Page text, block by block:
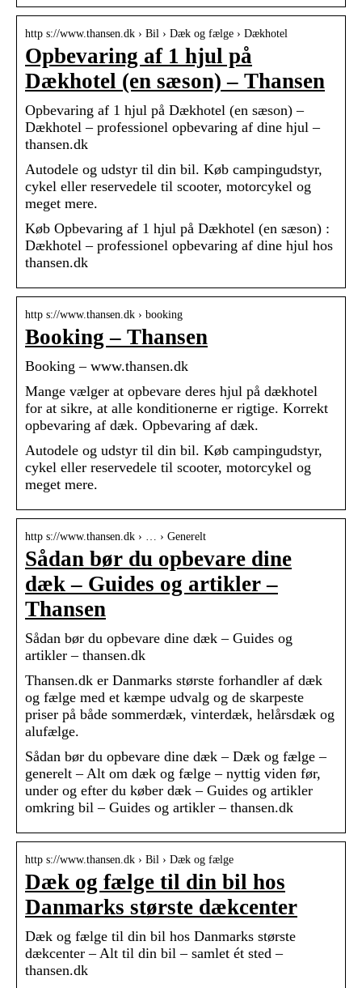
http s://www.thansen.dk › Bil › Dæk og fælge › Dækhotel
Opbevaring af 1 hjul på
Dækhotel (en sæson) – Thansen
Opbevaring af 1 hjul på Dækhotel (en sæson) –
Dækhotel – professionel opbevaring af dine hjul –
thansen.dk
Autodele og udstyr til din bil. Køb campingudstyr,
cykel eller reservedele til scooter, motorcykel og
meget mere.
Køb Opbevaring af 1 hjul på Dækhotel (en sæson) :
Dækhotel – professionel opbevaring af dine hjul hos
thansen.dk
http s://www.thansen.dk › booking
Booking – Thansen
Booking – www.thansen.dk
Mange vælger at opbevare deres hjul på dækhotel
for at sikre, at alle konditionerne er rigtige. Korrekt
opbevaring af dæk. Opbevaring af dæk.
Autodele og udstyr til din bil. Køb campingudstyr,
cykel eller reservedele til scooter, motorcykel og
meget mere.
http s://www.thansen.dk › … › Generelt
Sådan bør du opbevare dine
dæk – Guides og artikler –
Thansen
Sådan bør du opbevare dine dæk – Guides og
artikler – thansen.dk
Thansen.dk er Danmarks største forhandler af dæk
og fælge med et kæmpe udvalg og de skarpeste
priser på både sommerdæk, vinterdæk, helårsdæk og
alufælge.
Sådan bør du opbevare dine dæk – Dæk og fælge –
generelt – Alt om dæk og fælge – nyttig viden før,
under og efter du køber dæk – Guides og artikler
omkring bil – Guides og artikler – thansen.dk
http s://www.thansen.dk › Bil › Dæk og fælge
Dæk og fælge til din bil hos
Danmarks største dækcenter
Dæk og fælge til din bil hos Danmarks største
dækcenter – Alt til din bil – samlet ét sted –
thansen.dk